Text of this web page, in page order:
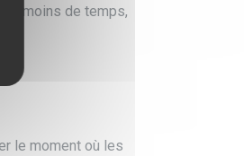
moins de temps,
le moment où les